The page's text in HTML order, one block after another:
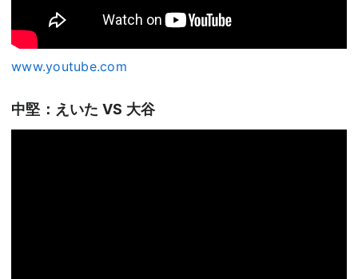
www.youtube.com
中堅：えいた VS 大谷